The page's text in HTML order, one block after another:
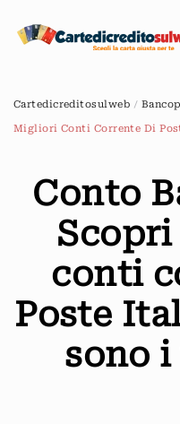
Passa
Cartedicreditosulweb
Migliori Conti Corrente Di
Conto
conti
Poste
sono